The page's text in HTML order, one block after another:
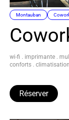
Montauban
wi-fi . imprimante .
conforts .
Réserver